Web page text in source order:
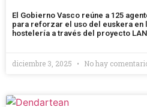
El Gobierno Vasco reúne a 125
para reforzar el uso del euskera en
hostelería a través del proyecto
diciembre 3, 2025 No hay